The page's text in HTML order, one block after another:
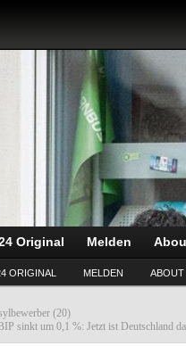
Original Melden
ORIGINAL MELDEN ABOUT
(20)
BIP sinkt um 0,1 %: Jetzt ist Deutschland